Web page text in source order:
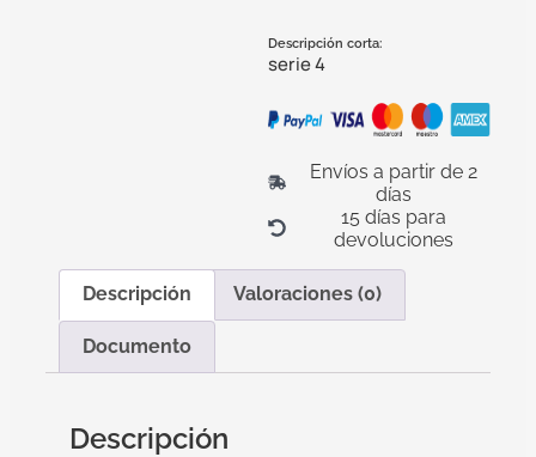
Descripción corta:
serie 4
Envíos a partir de 2
días
15 días para
devoluciones
Descripción Valoraciones (0)
Documento
Descripción